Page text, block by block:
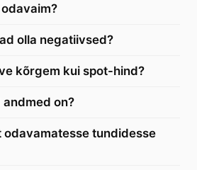
olla negatiivsed?
kõrgem kui spot-hind?
andmed on?
odavamatesse tundidesse